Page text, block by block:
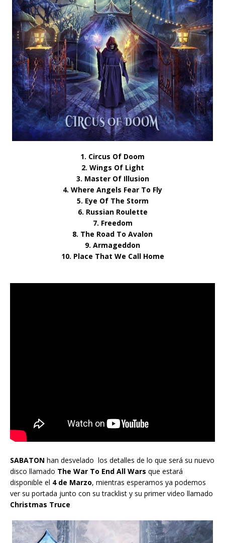
1. Circus Of Doom
2. Wings Of Light
3. Master Of Illusion
4. Where Angels Fear To Fly
5. Eye Of The Storm
6. Russian Roulette
7. Freedom
8. The Road To Avalon
9. Armageddon
10. Place That We Call Home
SABATON han desvelado los detalles de lo que será su nuevo
disco llamado The War To End All Wars que estará
disponible el 4 de Marzo, mientras esperamos ya podemos
ver su portada junto con su tracklist y su primer video llamado
Christmas Truce